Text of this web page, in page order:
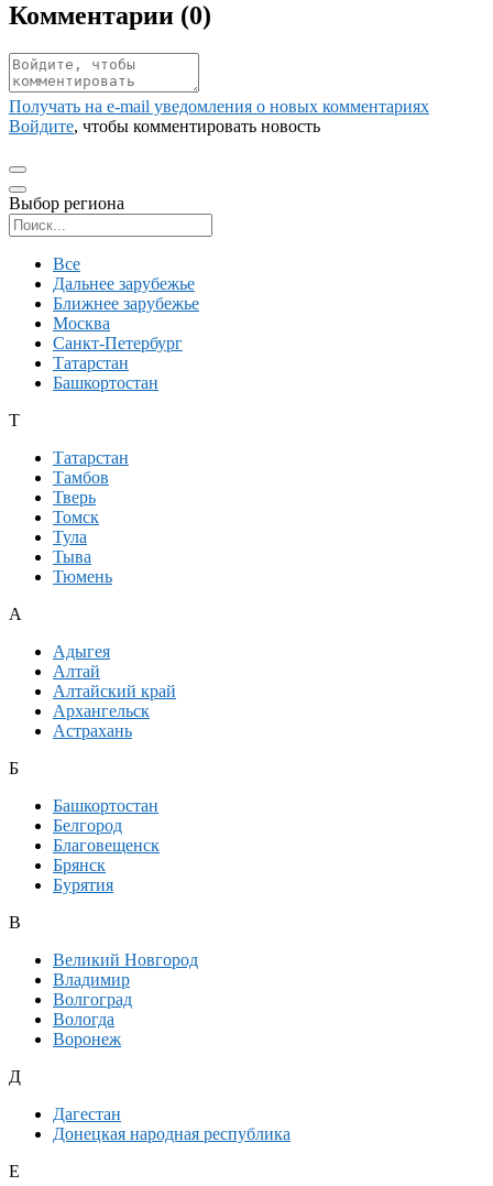
Комментарии (0)
Получать на e‑mail уведомления о новых комментариях
Войдите, чтобы комментировать новость
Выбор региона
Все
Дальнее зарубежье
Ближнее зарубежье
Москва
Санкт-Петербург
Татарстан
Башкортостан
Т
Татарстан
Тамбов
Тверь
Томск
Тула
Тыва
Тюмень
А
Адыгея
Алтай
Алтайский край
Архангельск
Астрахань
Б
Башкортостан
Белгород
Благовещенск
Брянск
Бурятия
В
Великий Новгород
Владимир
Волгоград
Вологда
Воронеж
Д
Дагестан
Донецкая народная республика
Е